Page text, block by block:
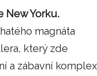
New Yorku.
magnáta
který zde
a zábavní